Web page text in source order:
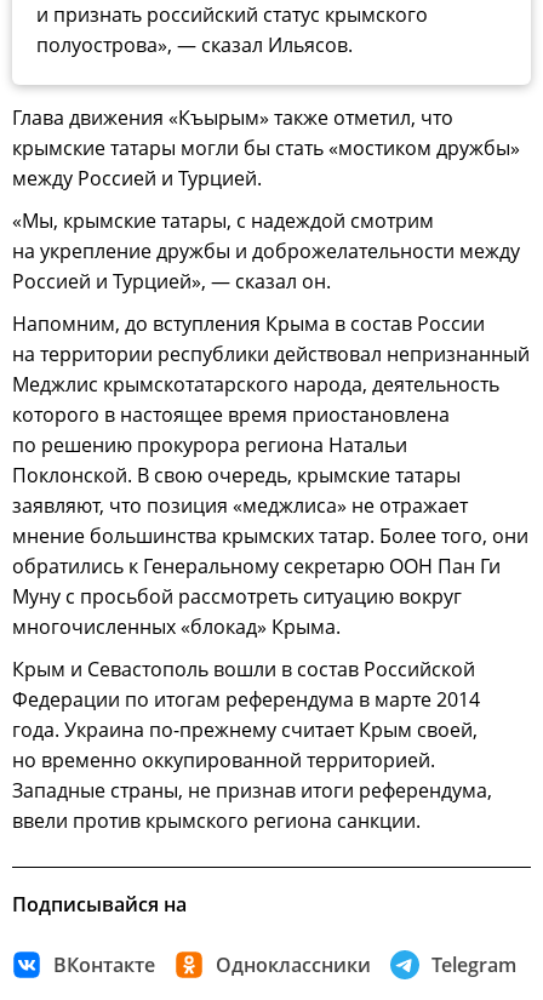
и признать российский статус крымского
полуострова», — сказал Ильясов.
Глава движения «Къырым» также отметил, что
крымские татары могли бы стать «мостиком дружбы»
между Россией и Турцией.
«Мы, крымские татары, с надеждой смотрим
на укрепление дружбы и доброжелательности между
Россией и Турцией», — сказал он.
Напомним, до вступления Крыма в состав России
на территории республики действовал непризнанный
Меджлис крымскотатарского народа, деятельность
которого в настоящее время приостановлена
по решению прокурора региона Натальи
Поклонской. В свою очередь, крымские татары
заявляют, что позиция «меджлиса» не отражает
мнение большинства крымских татар. Более того, они
обратились к Генеральному секретарю ООН Пан Ги
Муну с просьбой рассмотреть ситуацию вокруг
многочисленных «блокад» Крыма.
Крым и Севастополь вошли в состав Российской
Федерации по итогам референдума в марте 2014
года. Украина по-прежнему считает Крым своей,
но временно оккупированной территорией.
Западные страны, не признав итоги референдума,
ввели против крымского региона санкции.
Подписывайся на
ВКонтакте Одноклассники Telegram